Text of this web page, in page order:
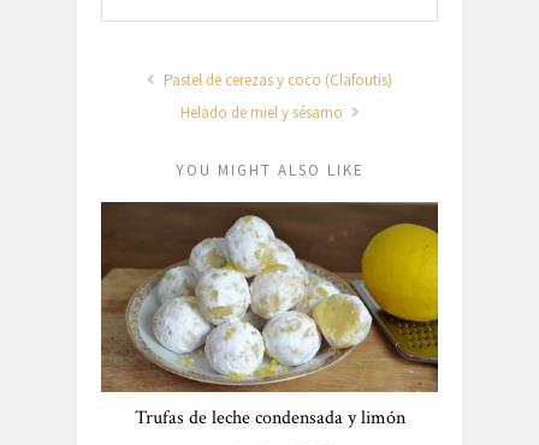
Pastel de cerezas y coco (Clafoutis)
Helado de miel y sésamo
YOU MIGHT ALSO LIKE
Trufas de leche condensada y limón